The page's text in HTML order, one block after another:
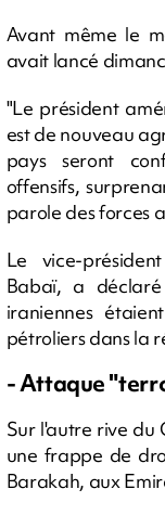
Avant même le
avait lancé
"Le président
est de nouveau
pays seront
offensifs,
parole des forces
Le vice-
Babaï, a
iraniennes
pétroliers dans la
- Attaque
Sur l'autre rive du
une frappe de
Barakah, aux